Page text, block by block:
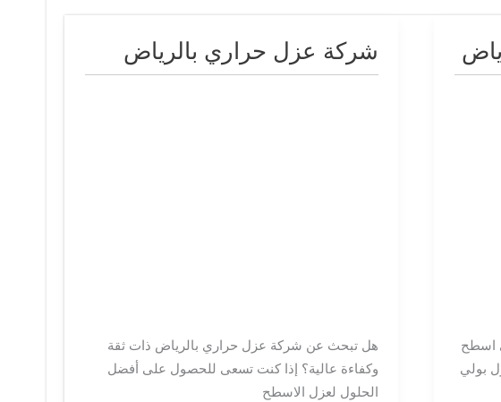
اسطح
بولي
شركة عزل حراري بالرياض
هل تبحث عن شركة عزل حراري بالرياض ذات ثقة
وكفاءة عالية؟ إذا كنت تسعى للحصول على أفضل
الحلول لعزل الاسطح
شركة